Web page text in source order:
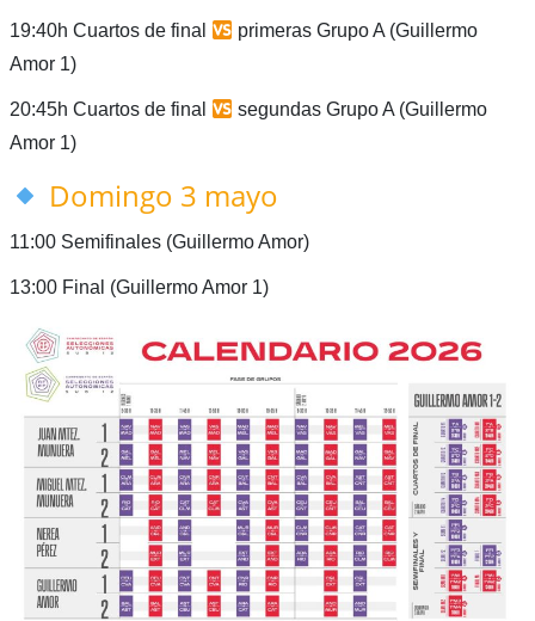
19:40h Cuartos de final
primeras Grupo A (Guillermo
Amor 1)
20:45h Cuartos de final
segundas Grupo A (Guillermo
Amor 1)
Domingo 3 mayo
11:00 Semifinales (Guillermo Amor)
13:00 Final (Guillermo Amor 1)